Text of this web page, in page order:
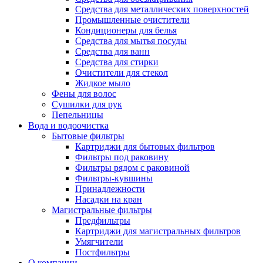
Средства для металлических поверхностей
Промышленные очистители
Кондиционеры для белья
Средства для мытья посуды
Средства для ванн
Средства для стирки
Очистители для стекол
Жидкое мыло
Фены для волос
Сушилки для рук
Пепельницы
Вода и водоочистка
Бытовые фильтры
Картриджи для бытовых фильтров
Фильтры под раковину
Фильтры рядом с раковиной
Фильтры-кувшины
Принадлежности
Насадки на кран
Магистральные фильтры
Предфильтры
Картриджи для магистральных фильтров
Умягчители
Постфильтры